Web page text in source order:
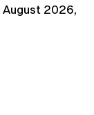
2026,